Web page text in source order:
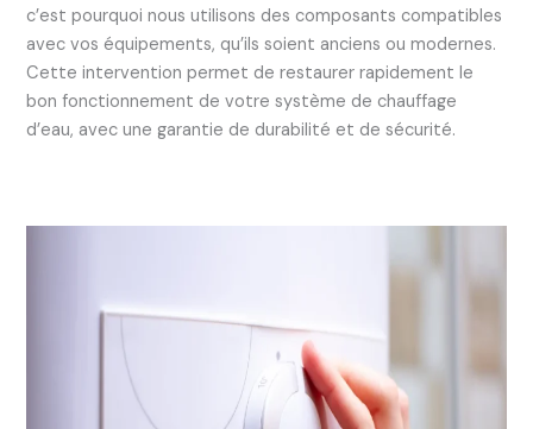
c’est pourquoi nous utilisons des composants compatibles
avec vos équipements, qu’ils soient anciens ou modernes.
Cette intervention permet de restaurer rapidement le
bon fonctionnement de votre système de chauffage
d’eau, avec une garantie de durabilité et de sécurité.